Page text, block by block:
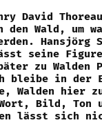
David
den Wald, um
Hansjörg
seine
zu Walden
bleibe in der
Walden hier
Bild, Ton
lässt sich